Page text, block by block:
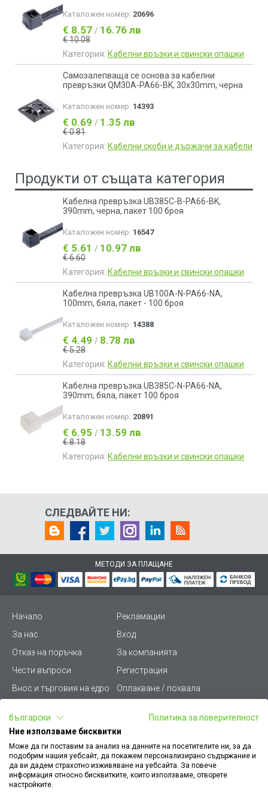
Каталожен номер: 20696
€ 8.57 / 16.76 лв
€ 10.08
Категория: Кабелни връзки и свински опашки
Самозалепваща се основа за кабелни
превръзки QM30A-PA66-BK, 30x30mm, черна
Каталожен номер: 14393
€ 0.69 / 1.35 лв
€ 0.81
Категория: Кабелни скоби и държачи за кабели
Продукти от същата категория
Кабелна превръзка UB385C-B-PA66-BK,
390mm, черна, пакет 100 броя
Каталожен номер: 16547
€ 5.61 / 10.97 лв
€ 6.60
Категория: Кабелни връзки и свински опашки
Кабелна превръзка UB100A-N-PA66-NA,
100mm, бяла, пакет - 100 броя
Каталожен номер: 14388
€ 4.49 / 8.78 лв
€ 5.28
Категория: Кабелни връзки и свински опашки
Кабелна превръзка UB385C-N-PA66-NA,
390mm, бяла, пакет 100 броя
Каталожен номер: 20891
€ 6.95 / 13.59 лв
€ 8.18
Категория: Кабелни връзки и свински опашки
СЛЕДВАЙТЕ НИ:
МЕТОДИ ЗА ПЛАЩАНЕ
Начало
Рекламации
За нас
Вход
Отказ на поръчка
За компанията
Чести въпроси
Регистрация
Внос и търговия на едро
Оплакване / похвала
Условия за ползване
Стани дистрибутор
Карта на сайта
Кариери
Как да намеря документ
към поръчка
Платформа за AРС
български
Политика за поверителност
Ние използваме бисквитки
Може да ги поставим за анализ на данните на посетителите ни, за да
подобрим нашия уебсайт, да покажем персонализирано съдържание и
да ви дадем страхотно изживяване на уебсайта. За повече
информация относно бисквитките, които използваме, отворете
настройките.